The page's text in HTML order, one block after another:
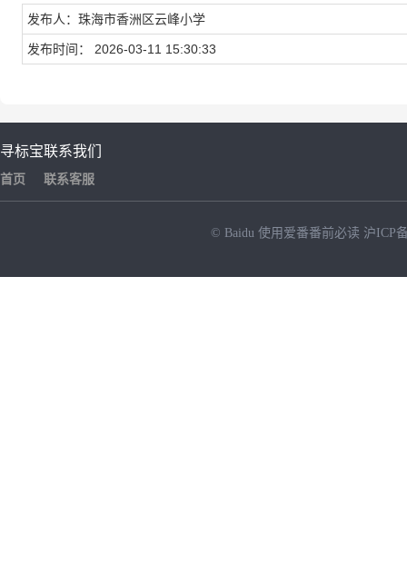
发布人：珠海市香洲区云峰小学
发布时间： 2026-03-11 15:30:33
寻标宝
首页
联系我们
联系客服
© Baidu 使用爱番番前必读 沪ICP